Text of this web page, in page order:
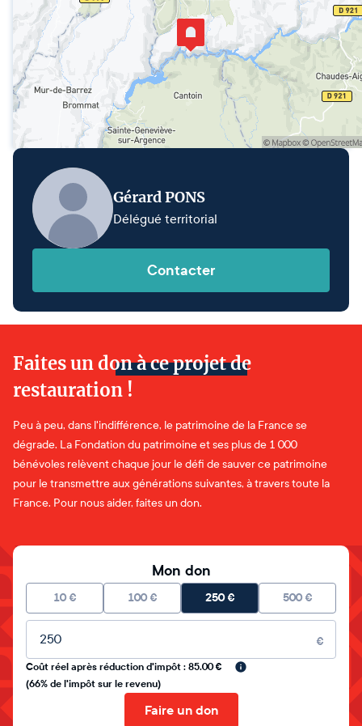
Gérard PONS
Délégué territorial
Contacter
Faites un don à ce projet de
restauration !
Peu à peu, dans l'indifférence, le patrimoine de la France se
dégrade. La Fondation du patrimoine et ses plus de 1 000
bénévoles relèvent chaque jour le défi de sauver ce patrimoine
pour le transmettre aux générations suivantes, à travers toute la
France. Pour nous aider, faites un don.
Mon don
10 € 100 € 250€ 500 €
Montant libre
€
Coût réel après réduction d'impôt : 85.00 €
(66% de l'impôt sur le revenu)
Faire un don